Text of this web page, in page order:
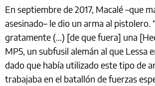
En septiembre de 2017, Macalé –que
asesinado– le dio un arma al pistolero.
gratamente (...) [de que fuera] una
MP5, un subfusil alemán al que Lessa
dado que había utilizado este tipo de
trabajaba en el batallón de fuerzas